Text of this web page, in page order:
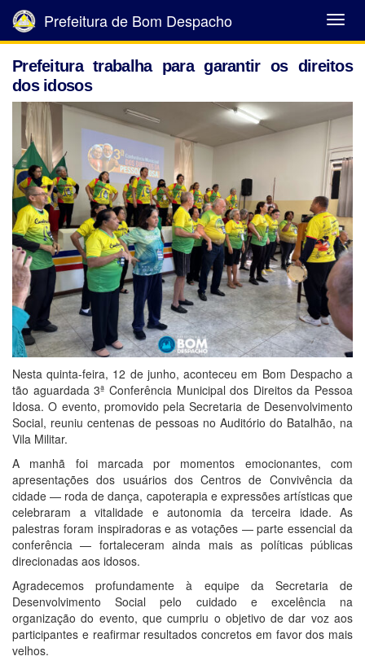
Abrir
Menu
Prefeitura de Bom Despacho
Prefeitura trabalha para garantir os direitos
dos idosos
Nesta quinta-feira, 12 de junho, aconteceu em Bom Despacho a
tão aguardada 3ª Conferência Municipal dos Direitos da Pessoa
Idosa. O evento, promovido pela Secretaria de Desenvolvimento
Social, reuniu centenas de pessoas no Auditório do Batalhão, na
Vila Militar.
A manhã foi marcada por momentos emocionantes, com
apresentações dos usuários dos Centros de Convivência da
cidade — roda de dança, capoterapia e expressões artísticas que
celebraram a vitalidade e autonomia da terceira idade. As
palestras foram inspiradoras e as votações — parte essencial da
conferência — fortaleceram ainda mais as políticas públicas
direcionadas aos idosos.
Agradecemos profundamente à equipe da Secretaria de
Desenvolvimento Social pelo cuidado e excelência na
organização do evento, que cumpriu o objetivo de dar voz aos
participantes e reafirmar resultados concretos em favor dos mais
velhos.